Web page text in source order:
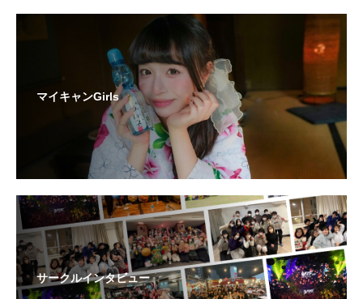
マイキャンGirls
サークルインタビュー